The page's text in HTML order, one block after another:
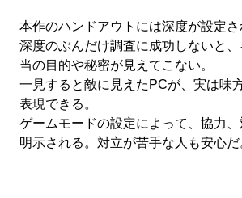
本作のハンドアウトには深度が設定さ
深度のぶんだけ調査に成功しないと
当の目的や秘密が見えてこない。
一見すると敵に見えたPCが、実は味
表現できる。
ゲームモードの設定によって、協力
明示される。対立が苦手な人も安心だ